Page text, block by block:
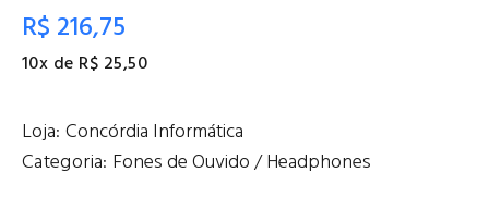
R$ 216,75
10x de R$ 25,50
Loja:Concórdia Informática
Categoria: Fones de Ouvido / Headphones